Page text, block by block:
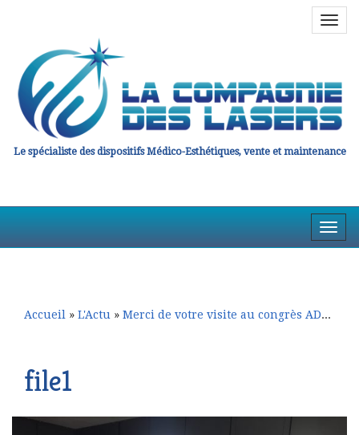
Le spécialiste des dispositifs Médico-Esthétiques, vente et maintenance
la
en
Accueil » L'Actu » Merci de votre visite au congrès ADEESSE
file1